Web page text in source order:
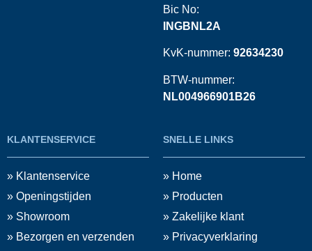
Bic No:
INGBNL2A
KvK-nummer: 92634230
BTW-nummer:
NL004966901B26
KLANTENSERVICE
» Klantenservice
» Openingstijden
» Showroom
» Bezorgen en verzenden
SNELLE LINKS
» Home
» Producten
» Zakelijke klant
» Privacyverklaring